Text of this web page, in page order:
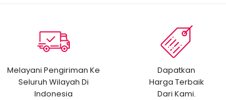
Melayani Pengiriman Ke
Seluruh Wilayah Di
Indonesia
Dapatkan
Harga Terbaik
Dari Kami.